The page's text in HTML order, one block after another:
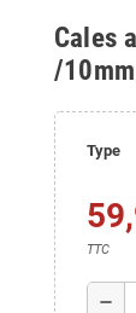
Cales
/
Type
TTC
remove